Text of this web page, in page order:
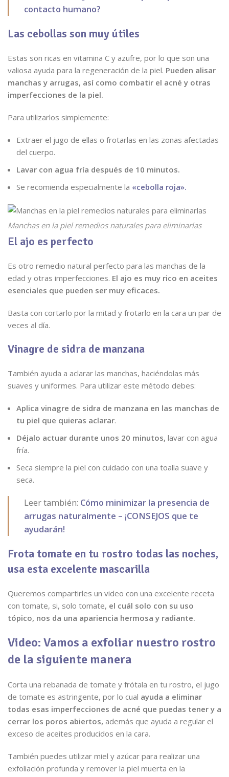
contacto humano?
Las cebollas son muy útiles
Estas son ricas en vitamina C y azufre, por lo que son una
valiosa ayuda para la regeneración de la piel. Pueden alisar
manchas y arrugas, así como combatir el acné y otras
imperfecciones de la piel.
Para utilizarlos simplemente:
Extraer el jugo de ellas o frotarlas en las zonas afectadas
del cuerpo.
Lavar con agua fría después de 10 minutos.
Se recomienda especialmente la «cebolla roja».
Manchas en la piel remedios naturales para eliminarlas
El ajo es perfecto
Es otro remedio natural perfecto para las manchas de la
edad y otras imperfecciones. El ajo es muy rico en aceites
esenciales que pueden ser muy eficaces.
Basta con cortarlo por la mitad y frotarlo en la cara un par de
veces al día.
Vinagre de sidra de manzana
También ayuda a aclarar las manchas, haciéndolas más
suaves y uniformes. Para utilizar este método debes:
Aplica vinagre de sidra de manzana en las manchas de
tu piel que quieras aclarar.
Déjalo actuar durante unos 20 minutos, lavar con agua
fría.
Seca siempre la piel con cuidado con una toalla suave y
seca.
Leer también: Cómo minimizar la presencia de
arrugas naturalmente – ¡CONSEJOS que te
ayudarán!
Frota tomate en tu rostro todas las noches,
usa esta excelente mascarilla
Queremos compartirles un video con una excelente receta
con tomate, si, solo tomate, el cuál solo con su uso
tópico, nos da una apariencia hermosa y radiante.
Video: Vamos a exfoliar nuestro rostro
de la siguiente manera
Corta una rebanada de tomate y frótala en tu rostro, el jugo
de tomate es astringente, por lo cual ayuda a eliminar
todas esas imperfecciones de acné que puedas tener y a
cerrar los poros abiertos, además que ayuda a regular el
exceso de aceites producidos en la cara.
También puedes utilizar miel y azúcar para realizar una
exfoliación profunda y remover la piel muerta en la